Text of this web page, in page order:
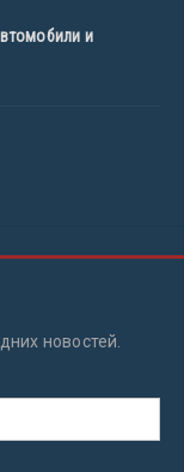
и
новостей.